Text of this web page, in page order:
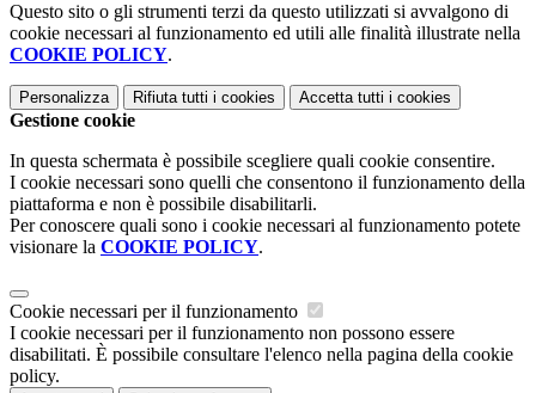
Questo sito o gli strumenti terzi da questo utilizzati si avvalgono di
cookie necessari al funzionamento ed utili alle finalità illustrate nella
COOKIE POLICY.
Personalizza Rifiuta tutti i cookies Accetta tutti i cookies
Gestione cookie
In questa schermata è possibile scegliere quali cookie consentire.
I cookie necessari sono quelli che consentono il funzionamento della
piattaforma e non è possibile disabilitarli.
Per conoscere quali sono i cookie necessari al funzionamento potete
visionare la COOKIE POLICY.
Cookie necessari per il funzionamento
I cookie necessari per il funzionamento non possono essere
disabilitati. È possibile consultare l'elenco nella pagina della cookie
policy.